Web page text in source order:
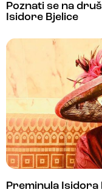
Poznati se na
Isidore Bjelice
Preminula Isidora